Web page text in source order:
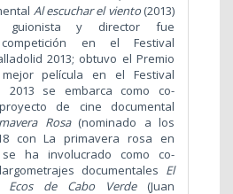
Al escuchar el viento(2013)
guionista y director fue
en el Festival
2013; obtuvo el Premio
película en el Festival
2013 se embarca como co-
de cine documental
Rosa(nominado a los
con La primavera rosa en
se ha involucrado como co-
documentales El
Ecos de Cabo Verde(Juan